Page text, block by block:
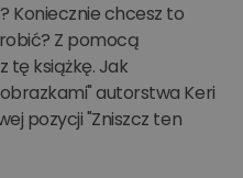
Koniecznie chcesz to
Z pomocą
tę książkę. Jak
autorstwa Keri
pozycji "Zniszcz ten